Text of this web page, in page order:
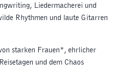
Liedermacherei und
Rhythmen und laute Gitarren
starken Frauen*, ehrlicher
und dem Chaos